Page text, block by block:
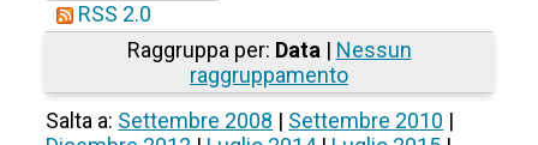
RSS 2.0
Raggruppa per: Data| Nessun
raggruppamento
Salta a: Settembre 2008 | Settembre 2010 |